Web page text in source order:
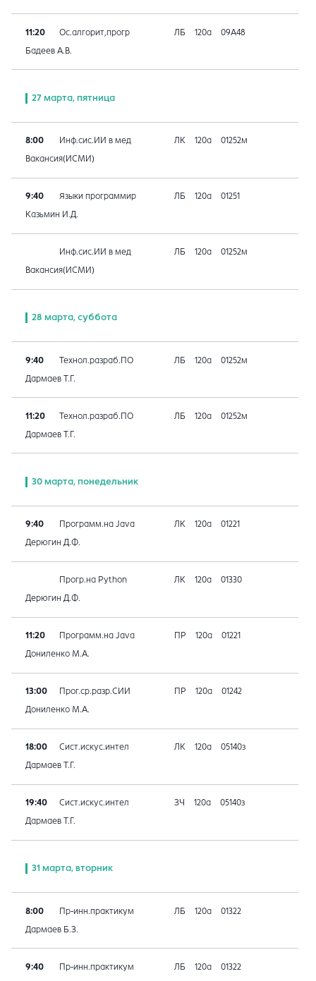
11:20 Ос.алгорит,прогр ЛБ 120а 09A48
Бадеев А.В.
27 марта, пятница
8:00 Инф.сис.ИИ в мед ЛК 120а 01252м
Вакансия(ИСМИ)
9:40 Языки программир ЛБ 120а 01251
Казьмин И.Д.
Инф.сис.ИИ в мед ЛБ 120а 01252м
Вакансия(ИСМИ)
28 марта, суббота
9:40 Технол.разраб.ПО ЛБ 120а 01252м
Дармаев Т.Г.
11:20 Технол.разраб.ПО ЛБ 120а 01252м
Дармаев Т.Г.
30 марта, понедельник
9:40 Программ.на Java ЛК 120а 01221
Дерюгин Д.Ф.
Прогр.на Python ЛК 120а 01330
Дерюгин Д.Ф.
11:20 Программ.на Java ПР 120а 01221
Дониленко М.А.
13:00 Прог.ср.разр.СИИ ПР 120а 01242
Дониленко М.А.
18:00 Сист.искус.интел ЛК 120а 05140з
Дармаев Т.Г.
19:40 Сист.искус.интел ЗЧ 120а 05140з
Дармаев Т.Г.
31 марта, вторник
8:00 Пр-инн.практикум ЛБ 120а 01322
Дармаев Б.З.
9:40 Пр-инн.практикум ЛБ 120а 01322